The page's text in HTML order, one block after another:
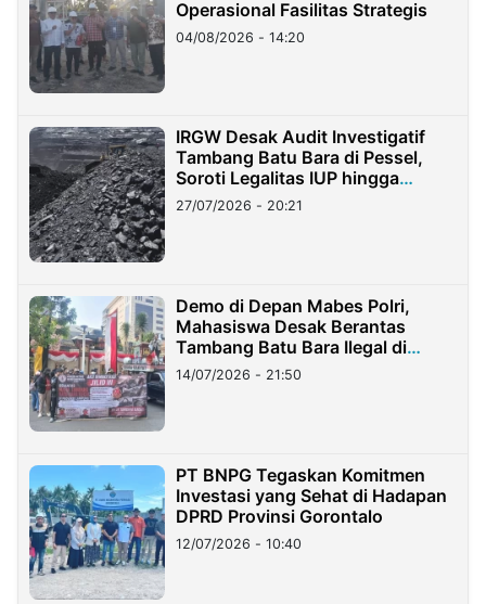
Operasional Fasilitas Strategis
04/08/2026 - 14:20
IRGW Desak Audit Investigatif
Tambang Batu Bara di Pessel,
Soroti Legalitas IUP hingga
Stockpile
27/07/2026 - 20:21
Demo di Depan Mabes Polri,
Mahasiswa Desak Berantas
Tambang Batu Bara Ilegal di
Lampung
14/07/2026 - 21:50
PT BNPG Tegaskan Komitmen
Investasi yang Sehat di Hadapan
DPRD Provinsi Gorontalo
12/07/2026 - 10:40